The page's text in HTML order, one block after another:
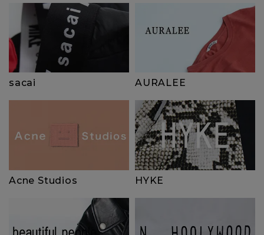
sacai AURALEE
Acne Studios HYKE